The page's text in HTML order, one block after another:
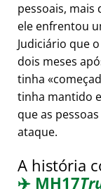
pessoais, mais
ele enfrentou
Judiciário que
dois meses
tinha
tinha mantido
que as
ataque.
A história
✈️ MH17